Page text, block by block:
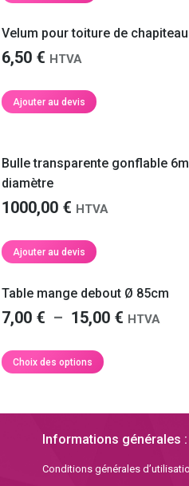
Velum pour toiture de chapiteau
6,50 € HTVA
Ajouter au devis
Bulle transparente gonflable
diamètre
1000,00 € HTVA
Ajouter au devis
Table mange debout Ø 85cm
7,00 € – 15,00 €Plage
HTVA
Choix des options
Ce
plusieurs
Les
options
Informations générales :
Conditions générales